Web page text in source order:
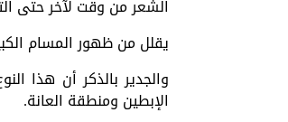
الشعر من وقت لآخر حتى
يقلل من ظهور المسام
والجدير بالذكر أن هذا
الإبطين ومنطقة العانة.